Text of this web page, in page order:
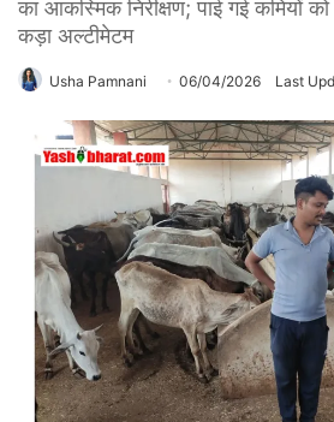
का आकस्मिक निरीक्षण; पाई गई कमियों
कड़ा अल्टीमेटम
Usha Pamnani 06/04/2026 Last